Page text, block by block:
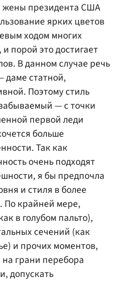
жены президента США
ярких цветов
ходом многих
порой это достигает
В данном случае речь
даме статной,
Поэтому стиль
— с точки
первой леди
больше
Так как
очень подходят
я бы предпочла
и стиля в более
По крайней мере,
в голубом пальто),
сечений (как
и прочих моментов,
грани перебора
допускать